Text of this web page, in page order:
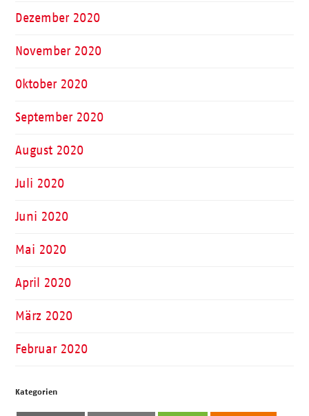
Dezember 2020
November 2020
Oktober 2020
September 2020
August 2020
Juli 2020
Juni 2020
Mai 2020
April 2020
März 2020
Februar 2020
Kategorien